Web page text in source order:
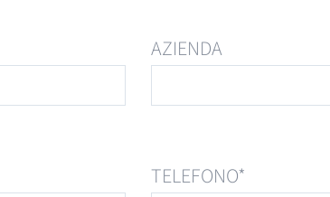
AZIENDA
TELEFONO*